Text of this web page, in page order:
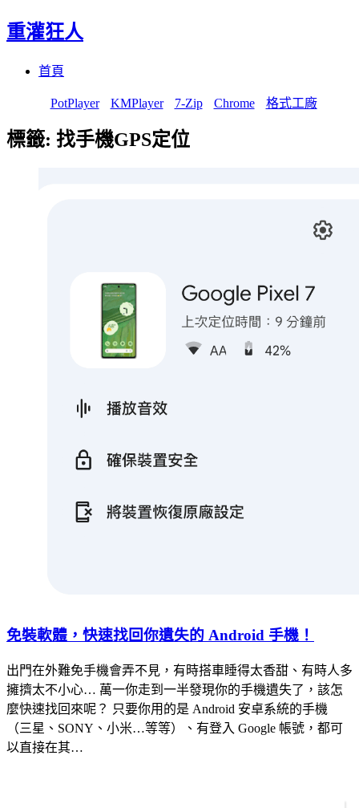
重灌狂人
首頁
PotPlayer KMPlayer 7-Zip Chrome 格式工廠
標籤: 找手機GPS定位
免裝軟體，快速找回你遺失的 Android 手機！
出門在外難免手機會弄不見，有時搭車睡得太香甜、有時人多
擁擠太不小心… 萬一你走到一半發現你的手機遺失了，該怎
麼快速找回來呢？ 只要你用的是 Android 安卓系統的手機
（三星、SONY、小米…等等）、有登入 Google 帳號，都可
以直接在其…